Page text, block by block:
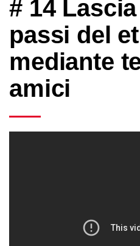
# 14
passi del
mediante
amici